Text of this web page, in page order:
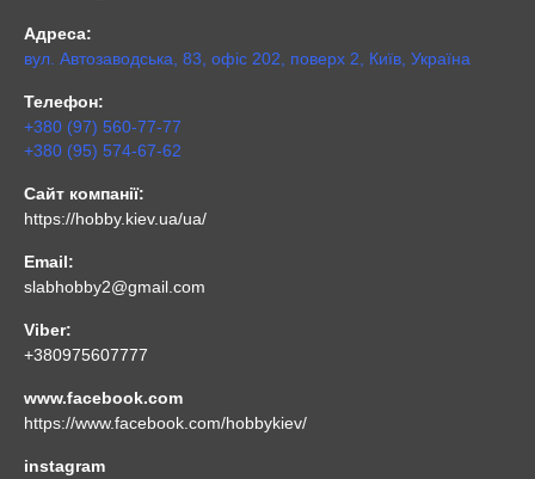
Адреса:
вул. Автозаводська, 83, офіс 202, поверх 2, Київ, Україна
Телефон:
+380 (97) 560-77-77
+380 (95) 574-67-62
Сайт компанії:
https://hobby.kiev.ua/ua/
Email:
slabhobby2@gmail.com
Viber:
+380975607777
www.facebook.com
https://www.facebook.com/hobbykiev/
instagram